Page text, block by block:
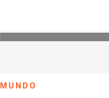
MUNDO